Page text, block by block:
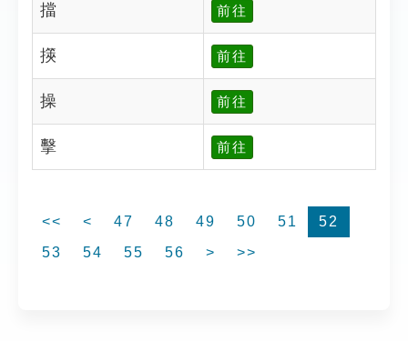
擋 前往
擌 前往
操 前往
擊 前往
<< < 47 48 49 50 51
52
53
54 55 56 > >>